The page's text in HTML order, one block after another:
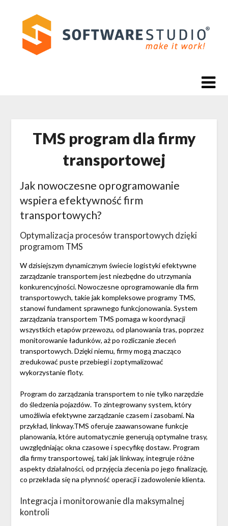
content
TMS program dla firmy
transportowej
Jak nowoczesne oprogramowanie
wspiera efektywność firm
transportowych?
Optymalizacja procesów transportowych dzięki
programom TMS
W dzisiejszym dynamicznym świecie logistyki efektywne
zarządzanie transportem jest niezbędne do utrzymania
konkurencyjności. Nowoczesne oprogramowanie dla firm
transportowych, takie jak kompleksowe programy TMS,
stanowi fundament sprawnego funkcjonowania. System
zarządzania transportem TMS pomaga w koordynacji
wszystkich etapów przewozu, od planowania tras, poprzez
monitorowanie ładunków, aż po rozliczanie zleceń
transportowych. Dzięki niemu, firmy mogą znacząco
zredukować puste przebiegi i zoptymalizować
wykorzystanie floty.
Program do zarządzania transportem to nie tylko narzędzie
do śledzenia pojazdów. To zintegrowany system, który
umożliwia efektywne zarządzanie czasem i zasobami. Na
przykład, linkway.TMS oferuje zaawansowane funkcje
planowania, które automatycznie generują optymalne trasy,
uwzględniając okna czasowe i specyfikę dostaw. Program
dla firmy transportowej, taki jak linkway, integruje różne
aspekty działalności, od przyjęcia zlecenia po jego finalizację,
co przekłada się na płynność operacji i zadowolenie klienta.
Integracja i monitorowanie dla maksymalnej
kontroli